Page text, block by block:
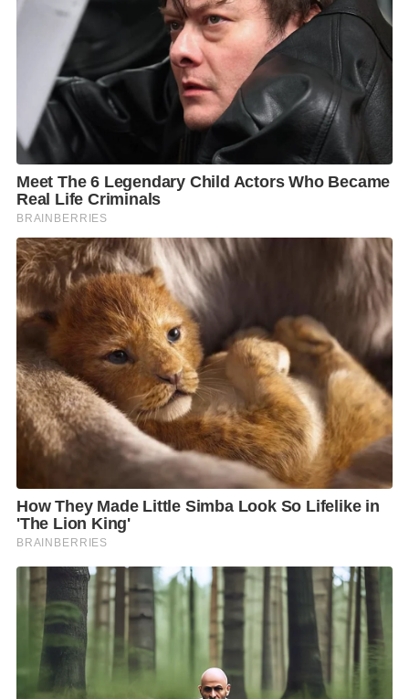
ความเป็นผู้นำผู้ให้บริการแบบฟูลเซอร์วิสสำหรับผู้
โดยสารที่อาศัยในกรุงเทพฯ ตอนเหนือและจังหวัดใกล้
เคียง”
ปัจจุบันไทยสมายล์ยังคงยึด ท่าอากาศยานนานาชาติ
สุวรรณภูมิ เป็นฐานการบินหลักในปัจจุบัน ซึ่งเป็น
ศูนย์กลางการเดินทางทางอากาศที่สามารถเชื่อมต่อกับ
เที่ยวบินระหว่างประเทศได้อย่างสะดวกสบาย มีศักยภาพ
พร้อมทั้งระบบขนส่งสาธารณะที่เข้าสู่เมืองได้สะดวก ใน
ขณะที่ท่าอากาศยานดอนเมือง เราเล็งเห็นขีดความ
สามารถรองรับผู้โดยสารได้ถึง 30 ล้านคนต่อปี อีกทั้งยังมี
ระบบขนส่งสาธารณะที่เชื่อมต่อจากสนามบินเข้าสู่ตัว
เมืองที่สะดวกมากขึ้น ด้วยรถไฟฟ้าสายสีแดง โครงข่าย
รถไฟฟ้าที่เชื่อมต่อไปสู่ใจกลางเมืองกรุงเทพมหานครและ
พื้นที่ชานเมือง รองรับผู้โดยสารที่ต้องการเดินทางเพิ่มขึ้น
ทั้งนี้ การขยายฐานการบินดังกล่าว จึงเป็นการเพิ่มผู้ใช้
บริการกลุ่มใหม่ๆ และสามารถบริหารจัดการเครื่องบินให้
ใช้ประโยชน์ได้อย่างเต็มประสิทธิภาพมากขึ้น ส่งผลให้ผู้
โดยสารมีทางเลือกใหม่ในการเดินทางที่คุ้มค่า ปรับ
เปลี่ยนการเดินทางได้สะดวกยิ่งขึ้น โดยผู้โดยสารสามารถ
เลือกเดินทางออกจากกรุงเทพฯ ที่สนามบินสุวรรณภูมิ
หรือสนามบินดอนเมือง ในขณะที่ขากลับจากเชียงใหม่ก็
สามารถเลือกมาลงที่สนามบินสุวรรณภูมิ หรือสนามบิน
ดอนเมืองได้เช่นกัน ทำให้ผู้โดยสารสามารถรับบริการ
แบบฟูลเซอร์วิสที่ยอดเยี่ยมของไทยสมายล์ได้ทั้ง 2 สนาม
บินอีกด้วย